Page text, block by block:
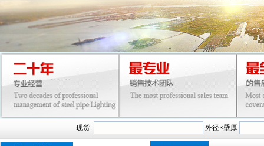
现货: 外径×壁厚: